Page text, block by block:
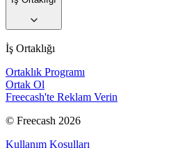
İş Ortaklığı
Ortaklık Programı
Ortak Ol
Freecash'te Reklam Verin
© Freecash 2026
Kullanım Koşulları